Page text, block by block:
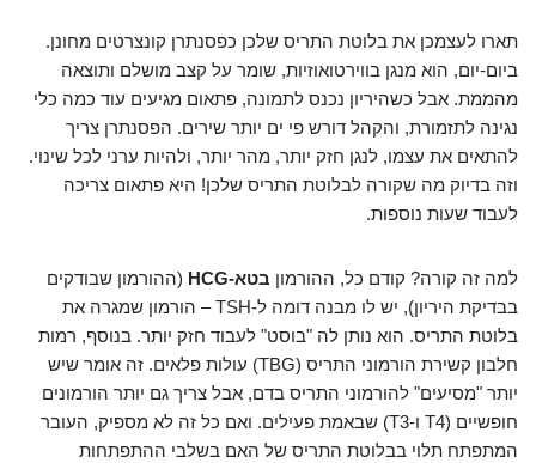
תארו לעצמכן את בלוטת התריס שלכן כפסנתרן קונצרטים מחונן.
ביום-יום, הוא מנגן בווירטואוזיות, שומר על קצב מושלם ותוצאה
מהממת. אבל כשהיריון נכנס לתמונה, פתאום מגיעים עוד כמה כלי
נגינה לתזמורת, והקהל דורש פי ים יותר שירים. הפסנתרן צריך
להתאים את עצמו, לנגן חזק יותר, מהר יותר, ולהיות ערני לכל שינוי.
וזה בדיוק מה שקורה לבלוטת התריס שלכן! היא פתאום צריכה
לעבוד שעות נוספות.
למה זה קורה? קודם כל, ההורמון בטא-HCG
(ההורמון שבודקים
בבדיקת היריון), יש לו מבנה דומה ל-TSH – הורמון שמגרה את
בלוטת התריס. הוא נותן לה "בוסט" לעבוד חזק יותר. בנוסף, רמות
חלבון קשירת הורמוני התריס (TBG) עולות פלאים. זה אומר שיש
יותר "מסיעים" להורמוני התריס בדם, אבל צריך גם יותר הורמונים
חופשיים (T4 ו-T3) שבאמת פעילים. ואם כל זה לא מספיק, העובר
המתפתח תלוי בבלוטת התריס של האם בשלבי ההתפתחות